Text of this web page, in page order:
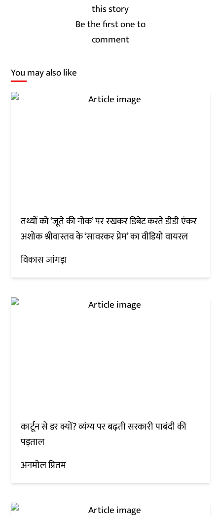
Be the first one to
comment
You may also like
तथ्यों को ‘जूते की नोक’ पर रखकर डिबेट करते डीडी एंकर
अशोक श्रीवास्तव के ‘सावरकर प्रेम’ का वीडियो वायरल
विकास जांगड़ा
कार्टून से डर क्यों? व्यंग्य पर बढ़ती सरकारी पाबंदी की
पड़ताल
अनमोल प्रितम